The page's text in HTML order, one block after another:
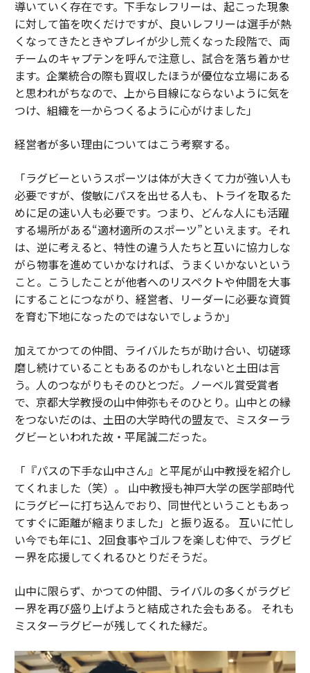
導いていく存在です。下手なレフリーは、起こった現象
に対して笛を吹くだけですが、良いレフリーは選手が熱
くなってきたときやプレイが少し荒くなった段階で、両
チームのキャプテンを呼んで注意し、試合を落ち着かせ
ます。企業統合の際も買収したほうが優位な立場にある
と思われがちなので、上から目線にならないように気を
つけ、組織を一からつくるように心がけました」
経営者が多い理由についてはこう考察する。
「ラグビーというスポーツは体が大きくて力が強い人も
必要ですが、俊敏にパスを出せる人も、トライを取るた
めに足の速い人も必要です。つまり、どんな人にも活躍
する場所がある“適材適所のスポーツ”といえます。それ
は、逆に考えると、特性の違う人たちと互いに協力しな
がら物事を進めていかなければ、うまくいかないという
こと。こうしたことが他者へのリスペクトや仲間を大事
にすることにつながり、経営者、リーダーに必要な資質
を育む下地になったのではないでしょうか」
加えてかつての仲間、ライバルたちが助け合い、切磋琢
磨し続けていることもあるのかもしれないと土田は言
う。人のつながりもそのひとつだ。ノーベル賞受賞者
で、京都大学教授の山中伸弥もそのひとり。山中との縁
をつないだのは、土田の大学時代の盟友で、ミスターラ
グビーといわれた故・平尾誠二だった。
「『パスの下手な山中さん』と平尾が山中教授を紹介し
てくれました（笑）。 山中教授も神戸大学の医学部時代
にラグビーに打ち込んでおり、同世代ということもあっ
てすぐに距離が縮まりました」と振り返る。 互いに忙し
い今でも年に1、2回食事やゴルフを楽しむ仲で、ラグビ
ー界を応援してくれるひとりだそうだ。
山中に限らず、かつての仲間、ライバルの多くがラグビ
ー界を再び盛り上げようと結成された会もある。 それも
ミスターラグビーが残してくれた縁だ。